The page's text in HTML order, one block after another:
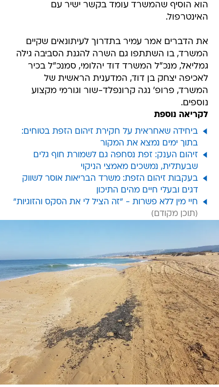
הוא הוסיף שהמשרד עומד בקשר ישיר עם
האינטרפול.
את הדברים אמר עמיר בתדרוך לעיתונאים שקיים
המשרד, בו השתתפו גם השרה להגנת הסביבה גילה
גמליאל, מנכ"ל המשרד דוד יהלומי, סמנכ"ל בכיר
לאכיפה יצחק בן דוד, המדענית הראשית של
המשרד, פרופ' נגה קרונפלד-שור וגורמי מקצוע
נוספים.
לקריאה נוספת
ביחידה שאחראית על חקירת זיהום הזפת בטוחים:
בתוך ימים נמצא את המקור
זיהום הענק: זפת נסחפה גם לשמורת חוף גלים
שבעתלית, נמשכים מאמצי הניקוי
בעקבות זיהום הזפת: משרד הבריאות אוסר לשווק
דגים ובעלי חיים מהים התיכון
חיי מין ללא פשרות - "זה הציל לי את הסקס והזוגיות"